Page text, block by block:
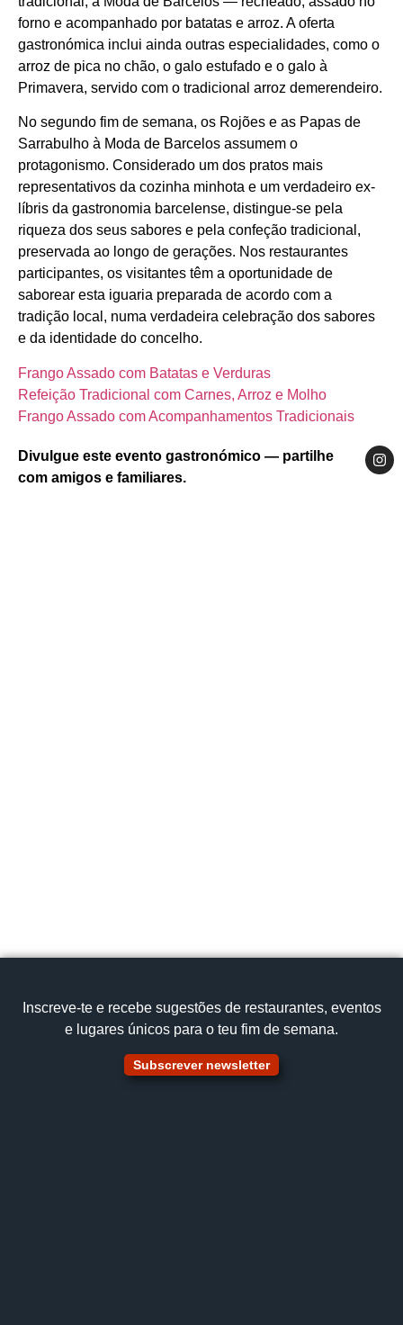
forno e acompanhado por batatas e arroz. A oferta
gastronómica inclui ainda outras especialidades, como o
arroz de pica no chão, o galo estufado e o galo à
Primavera, servido com o tradicional arroz demerendeiro.
No segundo fim de semana, os Rojões e as Papas de
Sarrabulho à Moda de Barcelos assumem o
protagonismo. Considerado um dos pratos mais
representativos da cozinha minhota e um verdadeiro ex-
líbris da gastronomia barcelense, distingue-se pela
riqueza dos seus sabores e pela confeção tradicional,
preservada ao longo de gerações. Nos restaurantes
participantes, os visitantes têm a oportunidade de
saborear esta iguaria preparada de acordo com a
tradição local, numa verdadeira celebração dos sabores
e da identidade do concelho.
Frango Assado com Batatas e Verduras
Refeição Tradicional com Carnes, Arroz e Molho
Frango Assado com Acompanhamentos Tradicionais
Divulgue este evento gastronómico — partilhe
com amigos e familiares.
Inscreve‑te e recebe sugestões de restaurantes, eventos
e lugares únicos para o teu fim de semana.
Subscrever newsletter